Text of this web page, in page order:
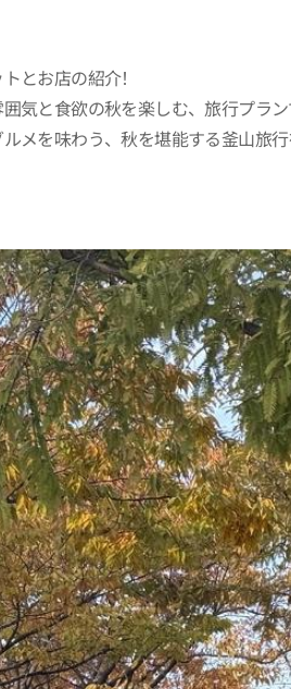
とお店の紹介！
気と食欲の秋を楽しむ、旅行プラン
メを味わう、秋を堪能する釜山旅行